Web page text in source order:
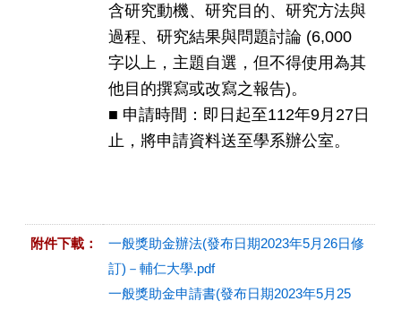
含研究動機、研究目的、研究方法與
過程、研究結果與問題討論 (6,000
字以上，主題自選，但不得使用為其
他目的撰寫或改寫之報告)。
■ 申請時間：即日起至112年9月27日
止，將申請資料送至學系辦公室。
附件下載：
一般獎助金辦法(發布日期2023年5月26日修
訂)－輔仁大學.pdf
一般獎助金申請書(發布日期2023年5月25